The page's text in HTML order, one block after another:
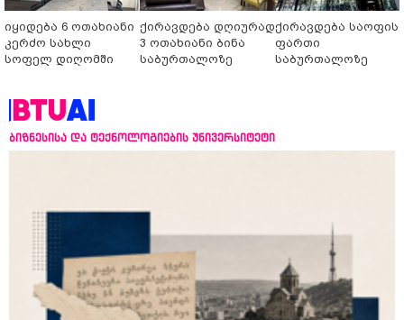
იყიდება 6 ოთახიანი
კერძო სახლი
სოფელ დიღომში
ქირავდება დღიურად
3 ოთახიანი ბინა
საბურთალოზე
ქირავდება
ფართი
საბურთალოზე
ბიზნესისა და ტექნოლოგიების უნივერსიტეტი